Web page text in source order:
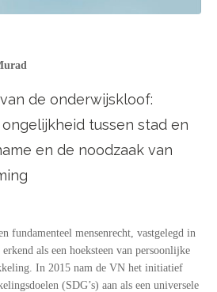
de onderwijskloof:
tussen stad en
en de noodzaak van
fundamenteel mensenrecht, vastgelegd in
als een hoeksteen van persoonlijke
In 2015 nam de VN het initiatief
(SDG’s) aan als een universele